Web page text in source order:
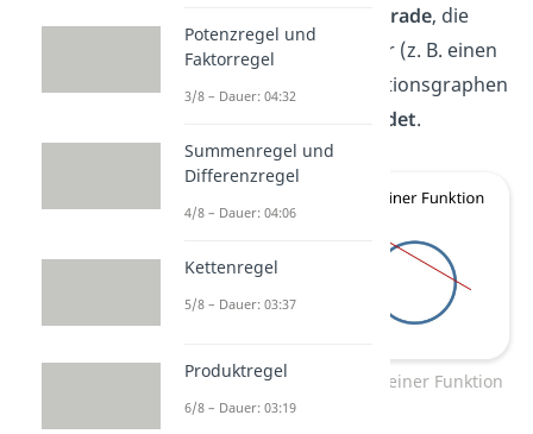
Gerade, die
eine geometrische Figur (z. B. einen
Kreis
) oder einen Funktionsgraphen
zwei Punkten schneidet.
Sekante am Kreis und an einer Funktion
Potenzregel und
Faktorregel
3/8 – Dauer: 04:32
Summenregel und
Differenzregel
4/8 – Dauer: 04:06
Kettenregel
5/8 – Dauer: 03:37
Produktregel
6/8 – Dauer: 03:19